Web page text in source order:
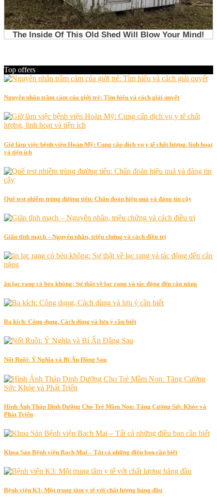
Top offers
Nguyên nhân trầm cảm của giới trẻ: Tìm hiểu và cách giải quyết
Giờ làm việc bệnh viện Hoàn Mỹ: Cung cấp dịch vụ y tế chất lượng, linh hoạt
và tiện ích
Quế test nhiễm trùng đường tiểu: Chẩn đoán hiệu quả và đáng tin cậy
Giãn tĩnh mạch – Nguyên nhân, triệu chứng và cách điều trị
ăn lạc rang có béo không: Sự thật về lạc rang và tác động đến cân nặng
Ba kích: Công dụng, Cách dùng và lưu ý cần biết
Nốt Ruồi: Ý Nghĩa và Bí Ẩn Đằng Sau
Hình Ảnh Tháp Dinh Dưỡng Cho Trẻ Mầm Non: Tăng Cường Sức Khỏe và
Phát Triển
Khoa Sản Bệnh viện Bạch Mai – Tất cả những điều bạn cần biết
Bệnh viện K3: Một trung tâm y tế với chất lượng hàng đầu